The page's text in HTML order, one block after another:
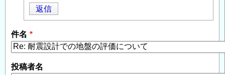
よ
る
耐
震
設
返信
件名
投稿者名